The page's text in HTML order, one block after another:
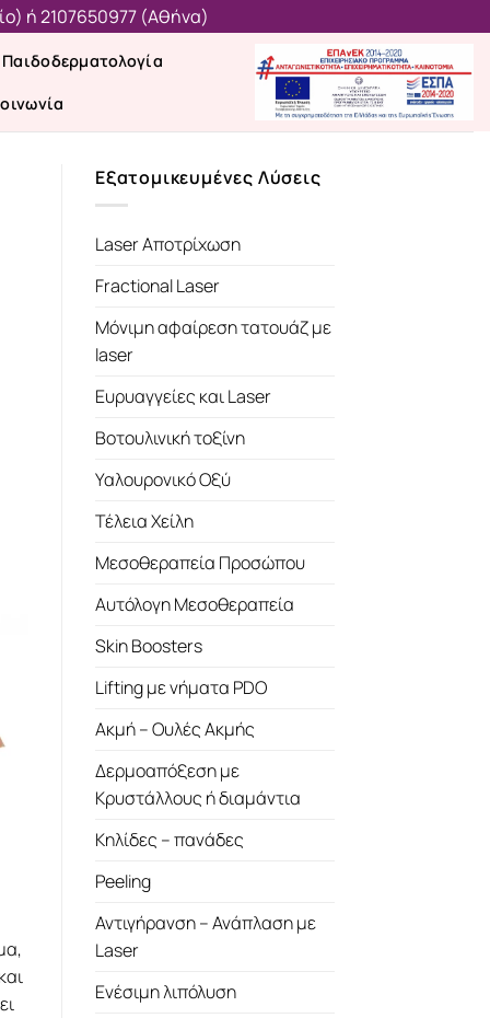
ή2107650977 (Aθήνα)
Παιδοδερματολογία
Εξατομικευμένες Λύσεις
Laser Αποτρίχωση
Fractional Laser
Μόνιμη αφαίρεση τατουάζ με
laser
Ευρυαγγείες και Laser
Βοτουλινική τοξίνη
Υαλουρονικό Οξύ
Τέλεια Χείλη
Μεσοθεραπεία Προσώπου
Αυτόλογη Μεσοθεραπεία
Skin Boosters
Lifting με νήματα PDO
Ακμή – Ουλές Ακμής
Δερμοαπόξεση με
Κρυστάλλους ή διαμάντια
Κηλίδες – πανάδες
Peeling
Αντιγήρανση – Ανάπλαση με
Laser
Ενέσιμη λιπόλυση